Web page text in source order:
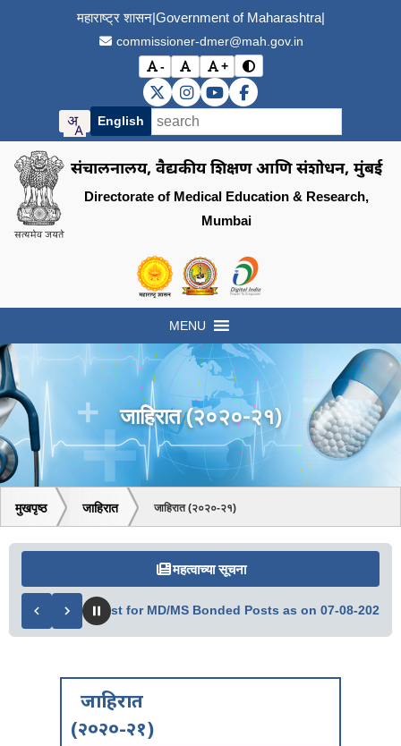
महाराष्ट्र शासन|Government of Maharashtra|
commissioner-dmer@mah.gov.in
-
अक्षर आकार कमी करा (Decrease font size)
मूळ अक्षर आकार (Reset font size)
+
अक्षर आकार वाढवा (Increase font
विरोधाभास मोड बदला
DMER X (Twitter)
DMER Instagram
DMER YouTube
DMER Facebook
English
संचालनालय, वैद्यकीय शिक्षण आणि संशोधन, मुंबई
Directorate of Medical Education & Research,
Mumbai
Visit the Government of Maharashtra
Visit the Directorate of
MENU
जाहिरात (२०२०-२१)
मुखपृष्ठ जाहिरात जाहिरात (२०२०-२१)
महत्वाच्या सूचना
Candidate List for MD/MS Bonded Posts as on 07-08-2026
जाहिरात
(२०२०-२१)